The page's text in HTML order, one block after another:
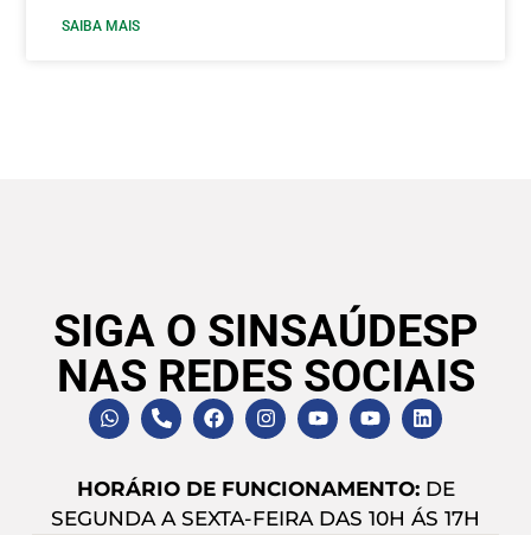
SAIBA MAIS
SIGA O SINSAÚDESP
NAS REDES SOCIAIS
HORÁRIO DE FUNCIONAMENTO:DE
SEGUNDA A SEXTA-FEIRA DAS 10H ÁS 17H